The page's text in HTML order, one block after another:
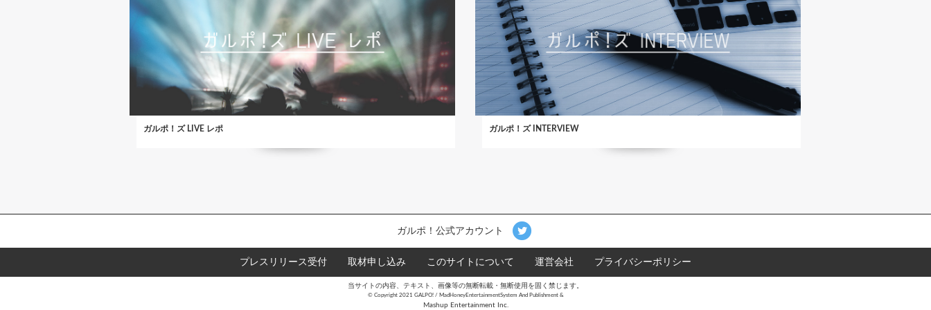
ガルポ！ズ LIVE レポ ガルポ！ズ INTERVIEW
ガルポ！公式アカウント
プレスリリース受付 取材申し込み このサイトについて 運営会社 プライバシーポリシー
当サイトの内容、テキスト、画像等の無断転載・無断使用を固く禁じます。
©︎ Copyright 2021 GALPO! / MadHoneyEntertainmentSystem And Publishment &
Mashup Entertainment Inc.